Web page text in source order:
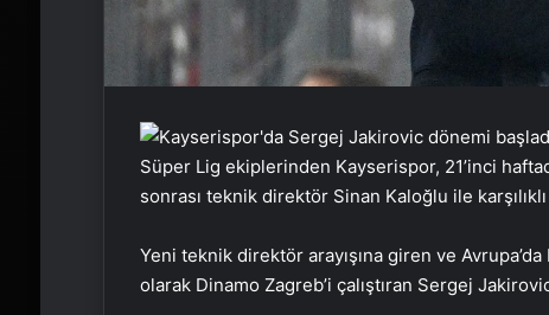
Süper Lig ekiplerinden Kayserispor, 21’inci
sonrası teknik direktör Sinan Kaloğlu ile
Yeni teknik direktör arayışına giren ve
olarak Dinamo Zagreb’i çalıştıran Sergej